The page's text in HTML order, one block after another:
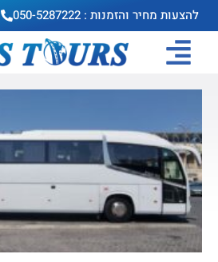
להצעות מחיר והזמנות : 050-5287222